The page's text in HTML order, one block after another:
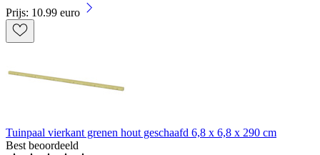
Prijs: 10.99 euro
Tuinpaal vierkant grenen hout geschaafd 6,8 x 6,8 x 290 cm
Best beoordeeld